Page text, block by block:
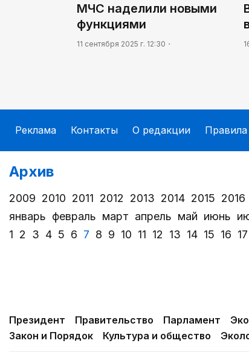
МЧС наделили новыми
функциями
11 сентября 2025 г. 12:30
Реклама Контакты О редакции Правила
Архив
2009 2010 2011 2012 2013 2014 2015 2016
январь февраль март апрель май июнь
1 2 3 4 5 6 7 8 9 10 11 12 13 14 15 16 17
Президент Правительство Парламент
Закон и Порядок
Культура и общество